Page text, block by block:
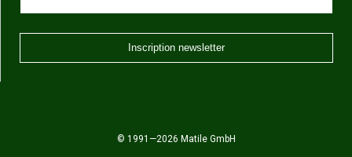
© 1991—2026 Matile GmbH